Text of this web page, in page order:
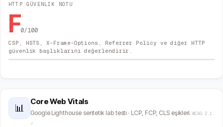
HTTP GÜVENLIK NOTU
F0/100
CSP, HSTS, X-Frame-Options, Referrer Policy ve diğer HTTP
güvenlik başlıklarını değerlendirir.
📊
Core Web Vitals
Google Lighthouse sentetik lab testi · LCP, FCP, CLS eşikleri. WCAG 2.1
↗